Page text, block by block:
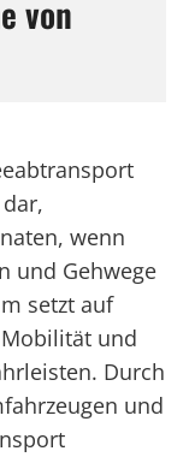
von
wenn
und Gehwege
setzt auf
und
Durch
und